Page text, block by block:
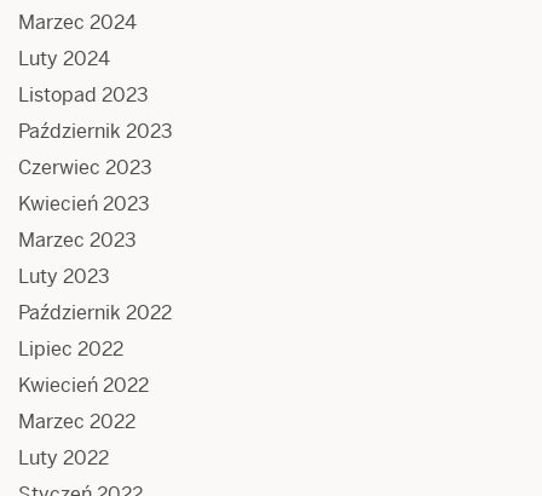
Marzec 2024
Luty 2024
Listopad 2023
Październik 2023
Czerwiec 2023
Kwiecień 2023
Marzec 2023
Luty 2023
Październik 2022
Lipiec 2022
Kwiecień 2022
Marzec 2022
Luty 2022